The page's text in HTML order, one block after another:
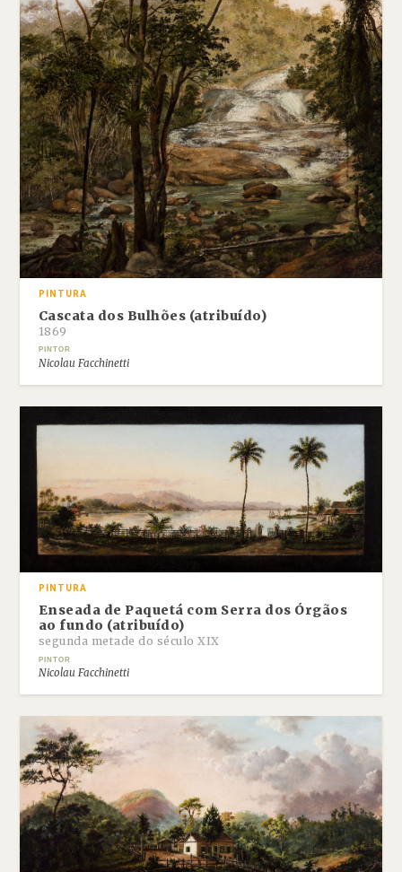
PINTURA
Cascata dos Bulhões (atribuído)
1869
PINTOR
Nicolau Facchinetti
PINTURA
Enseada de Paquetá com Serra dos Órgãos
ao fundo (atribuído)
segunda metade do século XIX
PINTOR
Nicolau Facchinetti